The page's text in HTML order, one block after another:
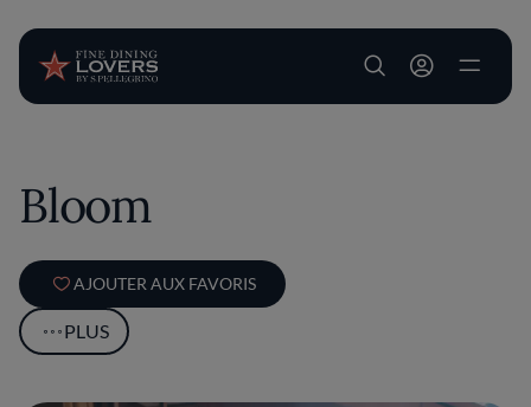
User account
Bloom
AJOUTER AUX FAVORIS
PLUS